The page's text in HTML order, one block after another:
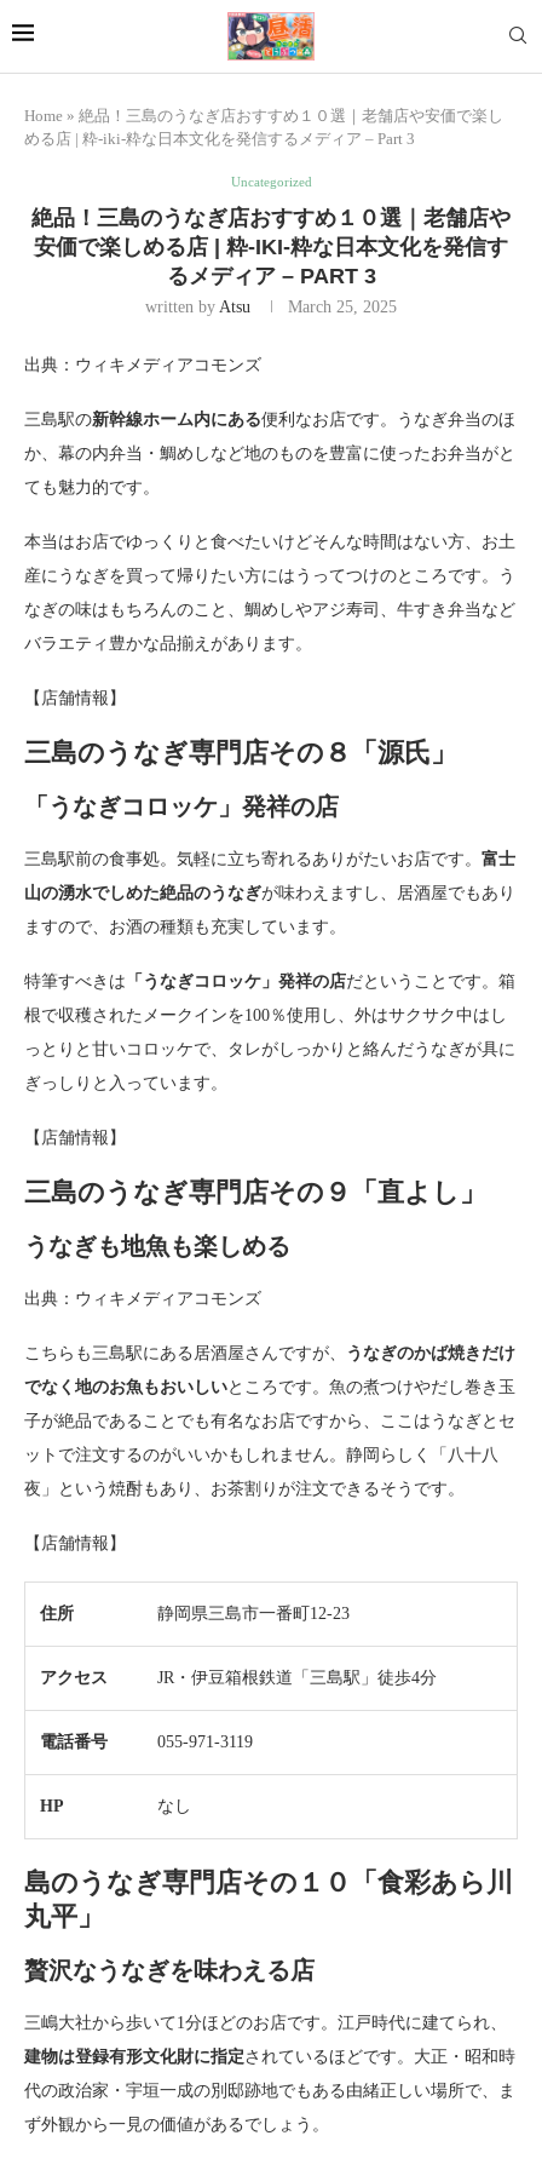
Home » 絶品！三島のうなぎ店おすすめ１０選｜老舗店や安価で楽し
める店 | 粋-iki-粋な日本文化を発信するメディア – Part 3
Uncategorized
絶品！三島のうなぎ店おすすめ１０選｜老舗店や
安価で楽しめる店 | 粋-IKI-粋な日本文化を発信す
るメディア – PART 3
written by Atsu March 25, 2025
出典：ウィキメディアコモンズ
三島駅の新幹線ホーム内にある便利なお店です。うなぎ弁当のほ
か、幕の内弁当・鯛めしなど地のものを豊富に使ったお弁当がと
ても魅力的です。
本当はお店でゆっくりと食べたいけどそんな時間はない方、お土
産にうなぎを買って帰りたい方にはうってつけのところです。う
なぎの味はもちろんのこと、鯛めしやアジ寿司、牛すき弁当など
バラエティ豊かな品揃えがあります。
【店舗情報】
三島のうなぎ専門店その８「源氏」
「うなぎコロッケ」発祥の店
三島駅前の食事処。気軽に立ち寄れるありがたいお店です。 富士
山の湧水でしめた絶品のうなぎが味わえますし、居酒屋でもあり
ますので、お酒の種類も充実しています。
特筆すべきは 「うなぎコロッケ」発祥の店だということです。箱
根で収穫されたメークインを100％使用し、外はサクサク中はし
っとりと甘いコロッケで、タレがしっかりと絡んだうなぎが具に
ぎっしりと入っています。
【店舗情報】
三島のうなぎ専門店その９「直よし」
うなぎも地魚も楽しめる
出典：ウィキメディアコモンズ
こちらも三島駅にある居酒屋さんですが、
うなぎのかば焼きだけ
でなく地のお魚もおいしいところです。魚の煮つけやだし巻き玉
子が絶品であることでも有名なお店ですから、ここはうなぎとセ
ットで注文するのがいいかもしれません。静岡らしく「八十八
夜」という焼酎もあり、お茶割りが注文できるそうです。
【店舗情報】
住所 静岡県三島市一番町12-23
アクセス JR・伊豆箱根鉄道「三島駅」徒歩4分
電話番号 055-971-3119
HP なし
島のうなぎ専門店その１０「食彩あら川
丸平」
贅沢なうなぎを味わえる店
三嶋大社から歩いて1分ほどのお店です。江戸時代に建てられ、
建物は登録有形文化財に指定されているほどです。大正・昭和時
代の政治家・宇垣一成の別邸跡地でもある由緒正しい場所で、ま
ず外観から一見の価値があるでしょう。